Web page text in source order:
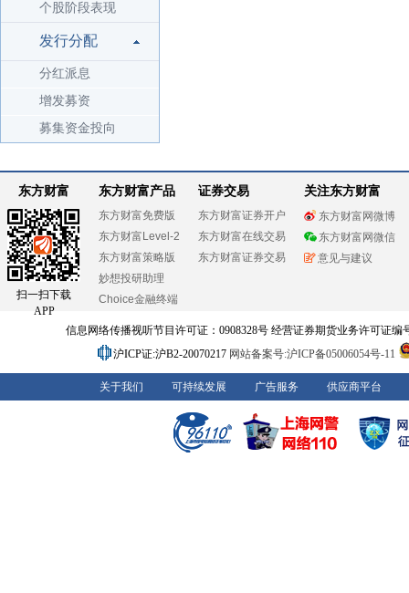
个股阶段表现
发行分配
分红派息
增发募资
募集资金投向
东方财富
扫一扫下载
APP
东方财富产品
东方财富免费版
东方财富Level-2
东方财富策略版
妙想投研助理
Choice金融终端
证券交易
东方财富证券开户
东方财富在线交易
东方财富证券交易
关注东方财富
东方财富网微博
东方财富网微信
意见与建议
信息网络传播视听节目许可证：0908328号 经营证券期货业务许可证编
沪ICP证:沪B2-20070217 网站备案号:沪ICP备05006054号-11
关于我们 可持续发展 广告服务 供应商平台